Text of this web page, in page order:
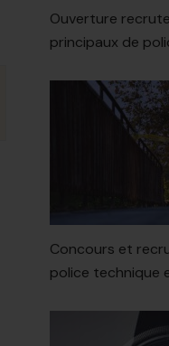
Ouverture
principaux de
Concours et
police technique